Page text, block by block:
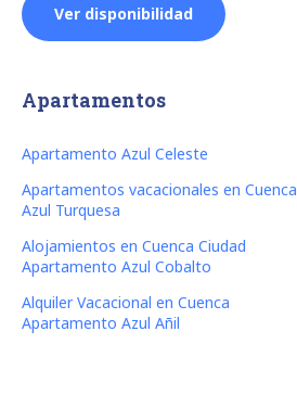
Ver disponibilidad
Apartamentos
Apartamento Azul Celeste
Apartamentos vacacionales en Cuenca
Azul Turquesa
Alojamientos en Cuenca Ciudad
Apartamento Azul Cobalto
Alquiler Vacacional en Cuenca
Apartamento Azul Añil